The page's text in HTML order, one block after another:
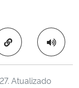
Copiar para área
. Atualizado